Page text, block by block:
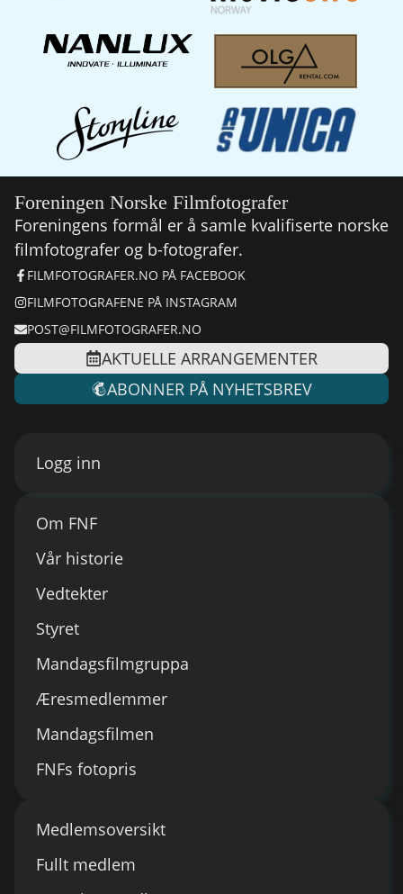
Foreningen Norske Filmfotografer
Foreningens formål er å samle kvalifiserte norske
filmfotografer og b-fotografer.
FILMFOTOGRAFER.NO PÅ FACEBOOK
FILMFOTOGRAFENE PÅ INSTAGRAM
POST@FILMFOTOGRAFER.NO
AKTUELLE ARRANGEMENTER
ABONNER PÅ NYHETSBREV
Om FNF
Vår historie
Vedtekter
Styret
Mandagsfilmgruppa
Æresmedlemmer
Mandagsfilmen
FNFs fotopris
Medlemsoversikt
Fullt medlem
Logg inn